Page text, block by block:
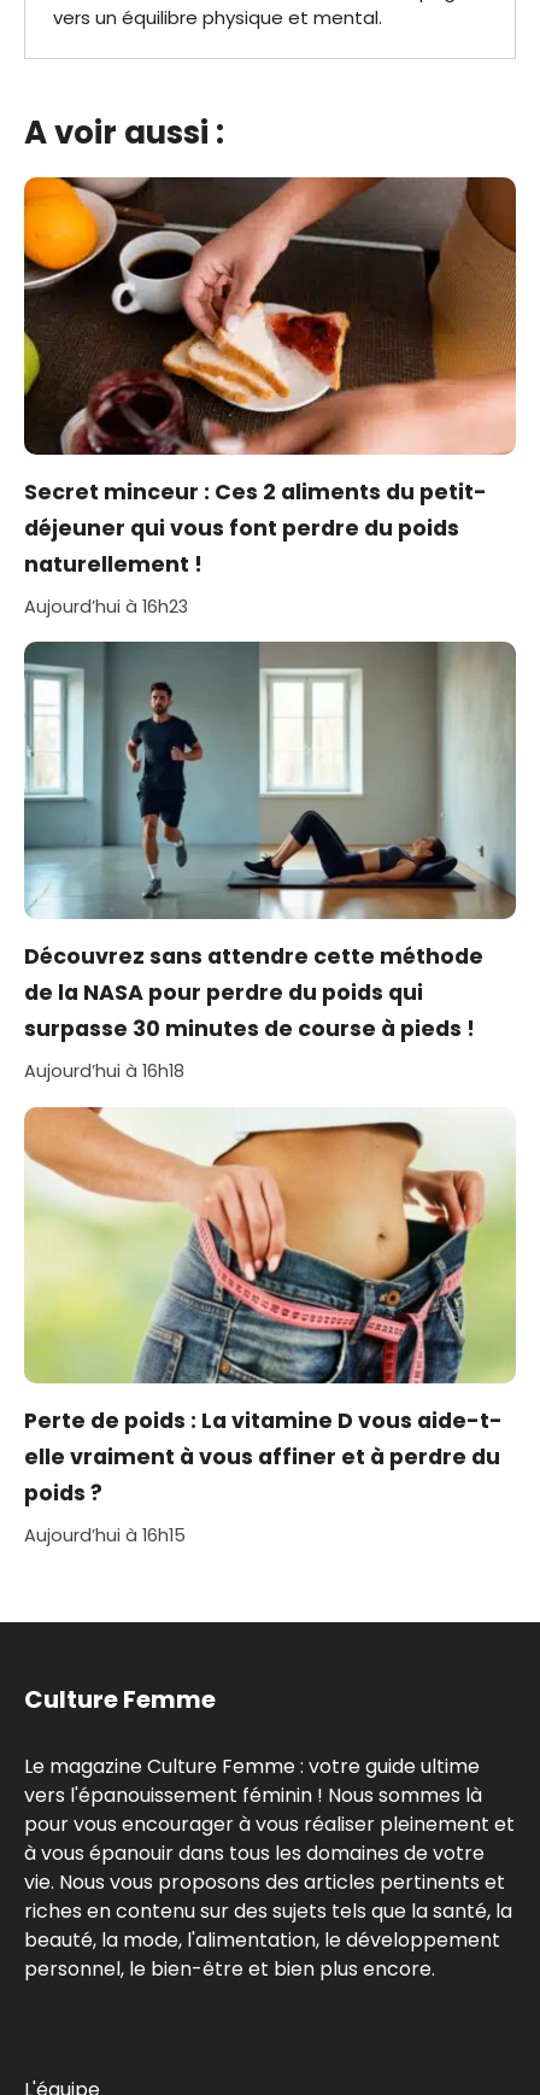
vers un équilibre physique et mental.
A voir aussi :
Secret minceur : Ces 2 aliments du petit-
déjeuner qui vous font perdre du poids
naturellement !
Aujourd’hui à 16h23
Découvrez sans attendre cette méthode
de la NASA pour perdre du poids qui
surpasse 30 minutes de course à pieds !
Aujourd’hui à 16h18
Perte de poids : La vitamine D vous aide-t-
elle vraiment à vous affiner et à perdre du
poids ?
Aujourd’hui à 16h15
Culture Femme
Le magazine Culture Femme : votre guide ultime
vers l'épanouissement féminin ! Nous sommes là
pour vous encourager à vous réaliser pleinement et
à vous épanouir dans tous les domaines de votre
vie. Nous vous proposons des articles pertinents et
riches en contenu sur des sujets tels que la santé, la
beauté, la mode, l'alimentation, le développement
personnel, le bien-être et bien plus encore.